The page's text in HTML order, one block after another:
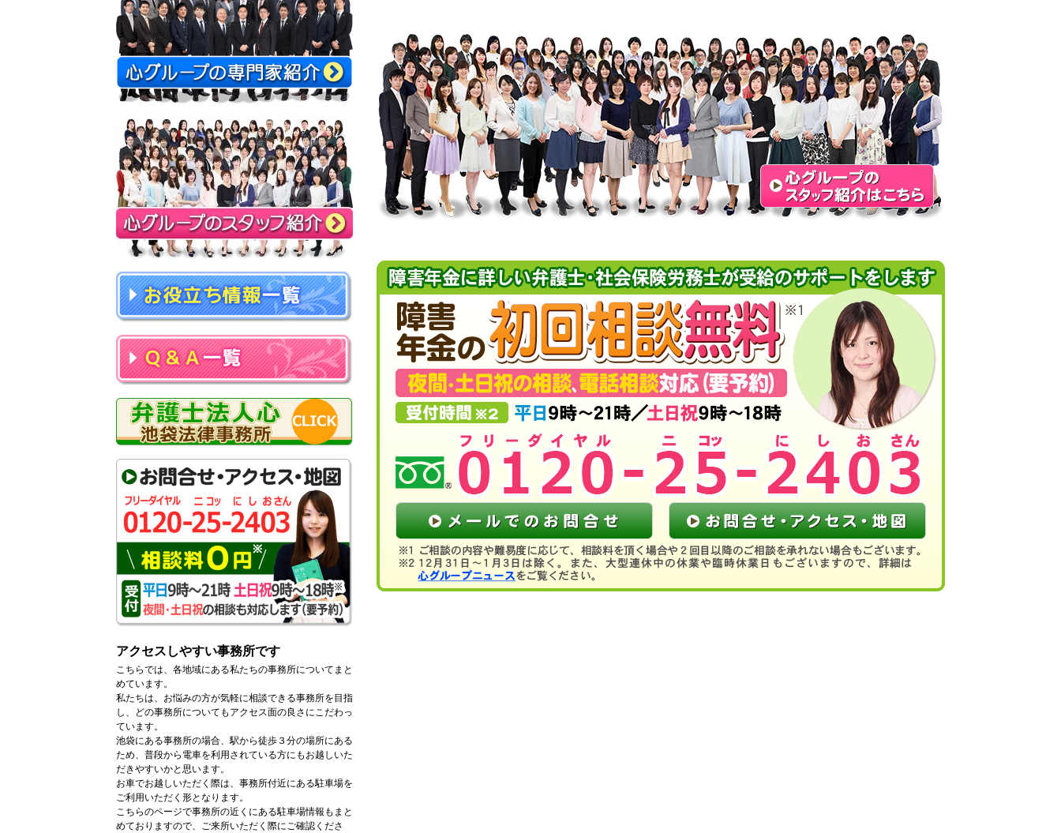
アクセスしやすい事務所です
こちらでは、各地域にある私たちの事務所についてまと
めています。
私たちは、お悩みの方が気軽に相談できる事務所を目指
し、どの事務所についてもアクセス面の良さにこだわっ
ています。
池袋にある事務所の場合、駅から徒歩３分の場所にある
ため、普段から電車を利用されている方にもお越しいた
だきやすいかと思います。
お車でお越しいただく際は、事務所付近にある駐車場を
ご利用いただく形となります。
こちらのページで事務所の近くにある駐車場情報もまと
めておりますので、ご来所いただく際にご確認くださ